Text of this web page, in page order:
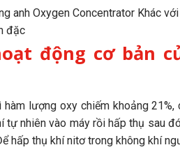
anh Oxygen Concentrator Khác
đặc
động cơ bản
lượng oxy chiếm khoảng
tự nhiên vào máy rồi hấp thụ sau
hấp thụ khí nitơ trong không khí